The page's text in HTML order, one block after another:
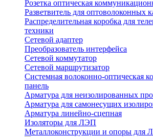
Розетка оптическая
Разветвитель для оптоволоконных
Распределительная коробка для
техники
Сетевой адаптер
Преобразователь интерфейса
Сетевой коммутатор
Сетевой маршрутизатор
Системная волоконно-оптическая
панель
Арматура для неизолированных
Арматура для самонесущих
Арматура линейно-сцепная
Изоляторы для ЛЭП
Металлоконструкции и опоры для